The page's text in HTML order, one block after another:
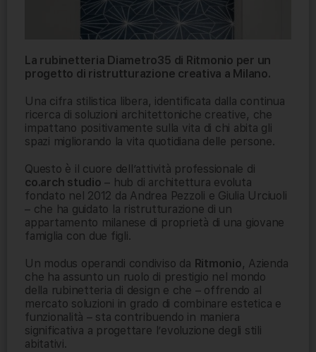
La rubinetteria Diametro35 di Ritmonio per un
progetto di ristrutturazione creativa a Milano.
Una cifra stilistica libera, identificata dalla continua
ricerca di soluzioni architettoniche creative, che
impattano positivamente sulla vita di chi abita gli
spazi migliorando la vita quotidiana delle persone.
Questo è il cuore dell’attività professionale di
co.arch studio – hub di architettura evoluta
fondato nel 2012 da Andrea Pezzoli e Giulia Urciuoli
– che ha guidato la ristrutturazione di un
appartamento milanese di proprietà di una giovane
famiglia con due figli.
Un modus operandi condiviso da Ritmonio, Azienda
che ha assunto un ruolo di prestigio nel mondo
della rubinetteria di design e che – offrendo al
mercato soluzioni in grado di combinare estetica e
funzionalità – sta contribuendo in maniera
significativa a progettare l’evoluzione degli stili
abitativi.